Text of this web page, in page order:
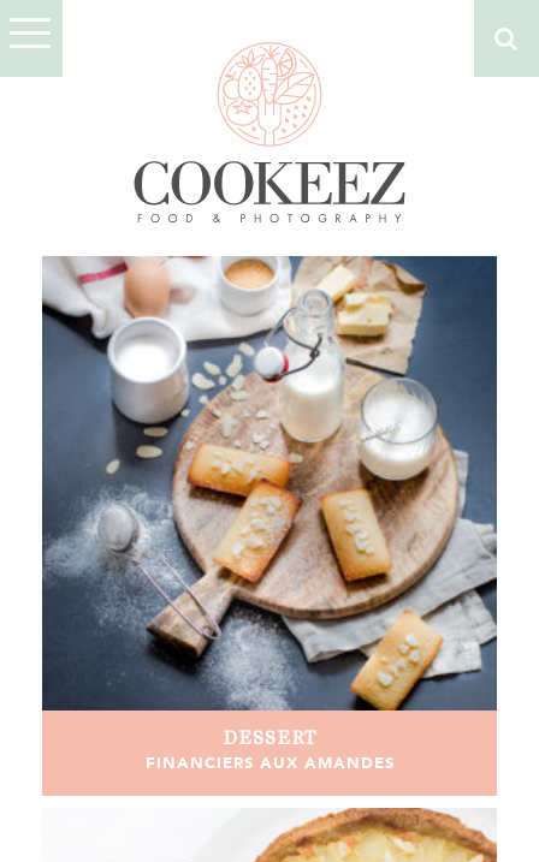
DESSERT
FINANCIERS AUX AMANDES